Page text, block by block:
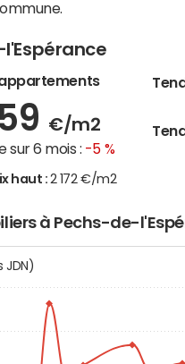
l'Espérance
€/m2
sur 6 mois : -5 %
haut : 2 172 €/m2
à Pechs-de-
JDN)